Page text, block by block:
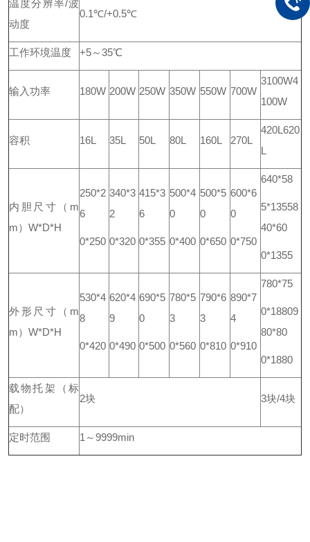
温度分辨率/波
动度
0.1℃/+0.5℃
工作环境温度 +5～35℃
输入功率 180W 200W 250W 350W 550W 700W
3100W4
100W
容积 16L 35L 50L 80L 160L 270L
420L 620
L
内胆尺寸（m
m）W*D*H
250*2
6
0*250
340*3
2
0*320
415*3
6
0*355
500*4
0
0*400
500*5
0
0*650
600*6
0
0*750
640*58
5*13558
40*60
0*1355
外形尺寸（m
m）W*D*H
530*4
8
0*420
620*4
9
0*490
690*5
0
0*500
780*5
3
0*560
790*6
3
0*810
890*7
4
0*910
780*75
0*18809
80*80
0*1880
载物托架
（标
配）
2块 3块/4块
定时范围 1～9999min